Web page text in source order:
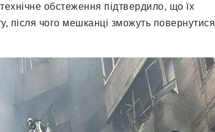
обстеження підтвердило, що їх
після чого мешканці зможуть повернутися